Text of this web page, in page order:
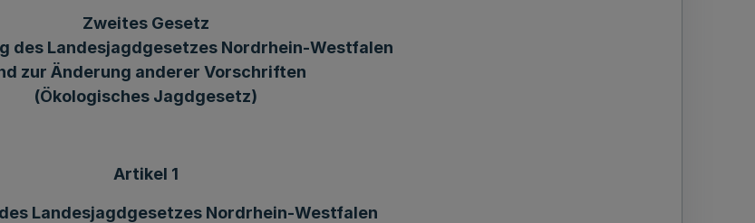
Zweites Gesetz
des Landesjagdgesetzes Nordrhein-Westfalen
zur Änderung anderer Vorschriften
(Ökologisches Jagdgesetz)
Artikel 1
Landesjagdgesetzes Nordrhein-Westfalen